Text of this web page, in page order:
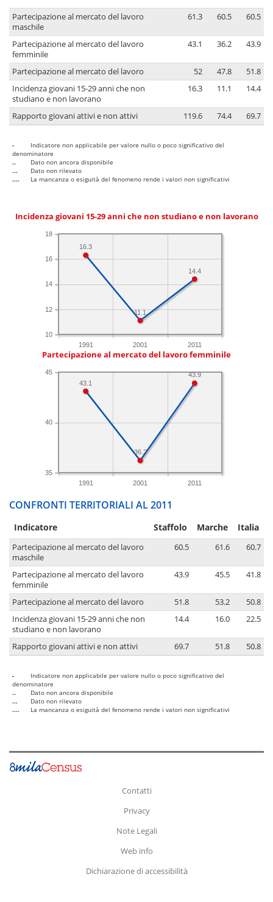
Partecipazione al mercato del lavoro
maschile
61.3 60.5 60.5
Partecipazione al mercato del lavoro
femminile
43.1 36.2 43.9
Partecipazione al mercato del lavoro 52 47.8
51.8
Incidenza giovani 15-29 anni che non
studiano e non lavorano
16.3 11.1 14.4
Rapporto giovani attivi e non attivi 119.6 74.4 69.7
-
Indicatore non applicabile per valore nullo o poco significativo del
denominatore
..
Dato non ancora disponibile
...
Dato non rilevato
....
La mancanza o esiguità del fenomeno rende i valori non significativi
Incidenza giovani 15-29 anni che non studiano e non lavorano
1991 2001 2011
10
12
14
16
18
14.4
11.1
16.3
Partecipazione al mercato del lavoro femminile
1991 2001 2011
35
40
45 43.9
36.2
43.1
CONFRONTI TERRITORIALI AL 2011
Indicatore Staffolo Marche Italia
Partecipazione al mercato del lavoro
maschile
60.5 61.6 60.7
Partecipazione al mercato del lavoro
femminile
43.9 45.5 41.8
Partecipazione al mercato del lavoro 51.8 53.2
50.8
Incidenza giovani 15-29 anni che non
studiano e non lavorano
14.4 16.0 22.5
Rapporto giovani attivi e non attivi 69.7 51.8 50.8
-
Indicatore non applicabile per valore nullo o poco significativo del
denominatore
..
Dato non ancora disponibile
...
Dato non rilevato
....
La mancanza o esiguità del fenomeno rende i valori non significativi
Contatti
Privacy
Note Legali
Web info
Dichiarazione di accessibilità